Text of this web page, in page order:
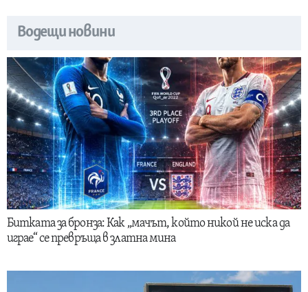
Водещи новини
Битката за бронза: Как „мачът, който никой не иска да
играе“ се превръща в златна мина